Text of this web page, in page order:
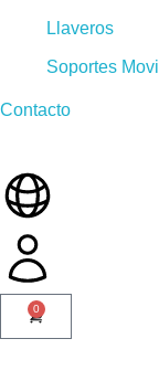
Llaveros
Soportes Movil
Contacto
0